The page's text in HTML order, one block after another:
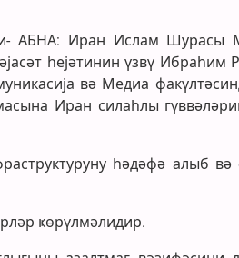
АБНА: Иран Ислам Шурасы
һејәтинин үзвү Ибраһим
вә Медиа
Иран силаһлы
һәдәфә алыб вә
ҝөрүлмәлидир.